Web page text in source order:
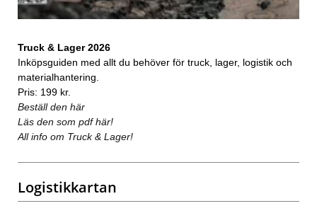
Truck & Lager 2026
Inköpsguiden med allt du behöver för truck, lager, logistik och
materialhantering.
Pris: 199 kr.
Beställ den här
Läs den som pdf här!
All info om Truck & Lager!
Logistikkartan